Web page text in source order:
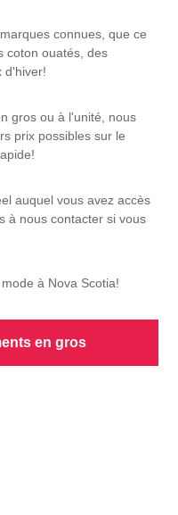
connues, que ce
coton ouatés, des
d'hiver!
gros ou à l'unité, nous
prix possibles sur le
auquel vous avez accès
à nous contacter si vous
à Nova Scotia!
en gros